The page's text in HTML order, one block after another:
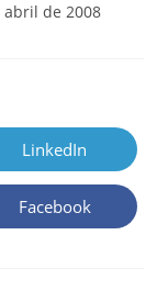
abril de 2008
LinkedIn
Facebook